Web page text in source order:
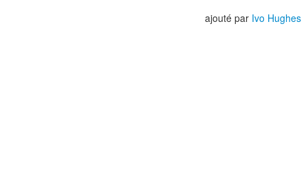
ajouté par Ivo Hughes